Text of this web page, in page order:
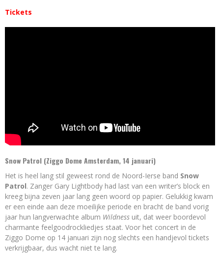
Tickets
Snow Patrol (Ziggo Dome Amsterdam, 14 januari)
Het is heel lang stil geweest rond de Noord-Ierse band Snow
Patrol. Zanger Gary Lightbody had last van een writer’s block en
kreeg bijna zeven jaar lang geen woord op papier. Gelukkig kwam
er een einde aan deze moeilijke periode en bracht de band vorig
jaar hun langverwachte album Wildness uit, dat weer boordevol
charmante feelgoodrockliedjes staat. Voor het concert in de
Ziggo Dome op 14 januari zijn nog slechts een handjevol tickets
verkrijgbaar, dus wacht niet te lang.